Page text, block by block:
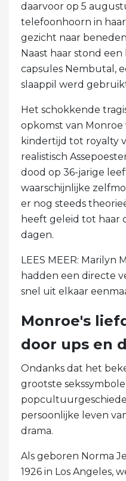
daarvoor op 5
telefoonhoorn in
gezicht naar
Naast haar stond
capsules Nembutal,
slaappil werd
Het schokkende
opkomst van
kindertijd tot royalty
realistisch
dood op 36-jarige
waarschijnlijke
er nog steeds
heeft geleid tot haar
dagen.
LEES MEER:
hadden een directe
snel uit elkaar
Monroe's
door ups en
Ondanks dat het
grootste
persoonlijke leven
drama.
Als geboren Norma
1926 in Los Angeles,